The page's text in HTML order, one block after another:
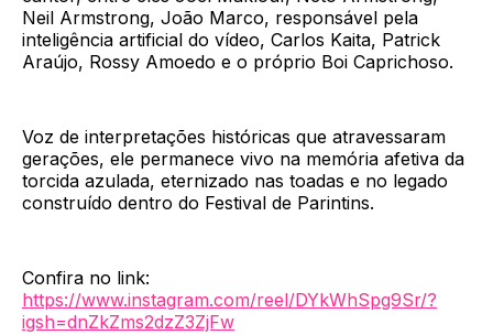
Neil Armstrong, João Marco, responsável pela
inteligência artificial do vídeo, Carlos Kaita, Patrick
Araújo, Rossy Amoedo e o próprio Boi Caprichoso.
Voz de interpretações históricas que atravessaram
gerações, ele permanece vivo na memória afetiva da
torcida azulada, eternizado nas toadas e no legado
construído dentro do Festival de Parintins.
Confira no link:
https://www.instagram.com/reel/DYkWhSpg9Sr/?
igsh=dnZkZms2dzZ3ZjFw